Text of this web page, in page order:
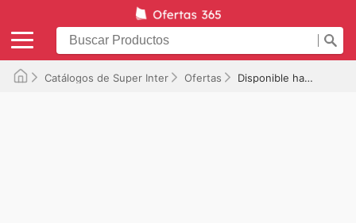
Catálogos de Super Inter Ofertas Disponible hasta el 30/09/2025